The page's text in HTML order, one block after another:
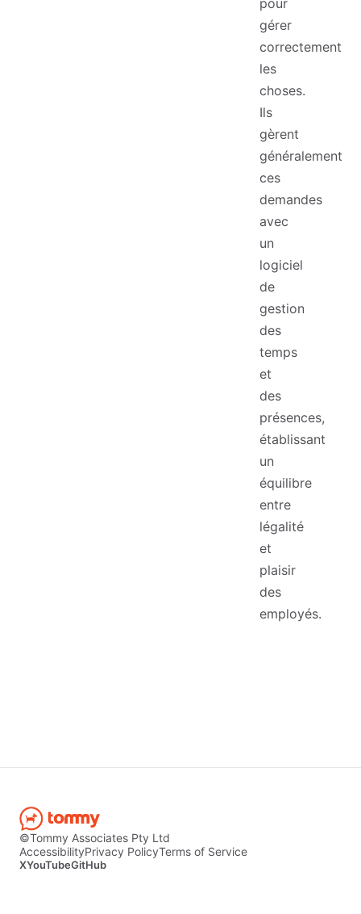
pour
gérer
correctement
les
choses.
Ils
gèrent
généralement
ces
demandes
avec
un
logiciel
de
gestion
des
temps
et
des
présences,
établissant
un
équilibre
entre
légalité
et
plaisir
des
employés.
©Tommy Associates Pty Ltd
AccessibilityPrivacy PolicyTerms of Service
XYouTubeGitHub